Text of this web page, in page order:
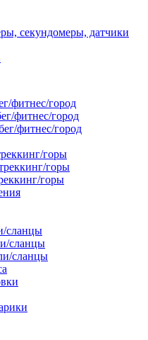
секундомеры, датчики
фитнес/город
фитнес/город
фитнес/город
горы
горы
горы
сланцы
сланцы
сланцы